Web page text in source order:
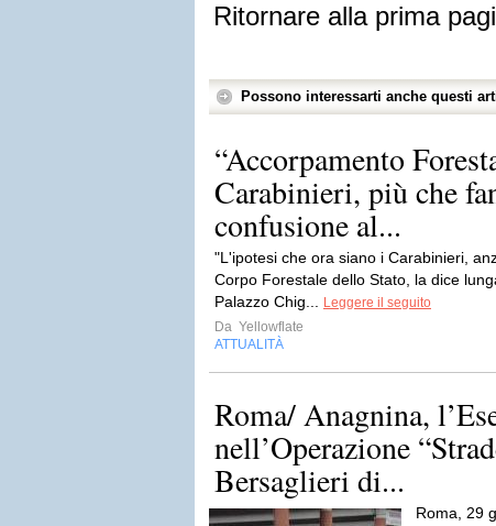
Ritornare alla prima
Possono interessarti anche questi
“Accorpamento
Carabinieri, più che
confusione al...
"L'ipotesi che ora siano i Carabinieri,
Corpo Forestale dello Stato, la dice
Palazzo Chig...
Leggere il seguito
Da Yellowflate
ATTUALITÀ
Roma/ Anagnina,
nell’Operazione
Bersaglieri di...
Roma, 29